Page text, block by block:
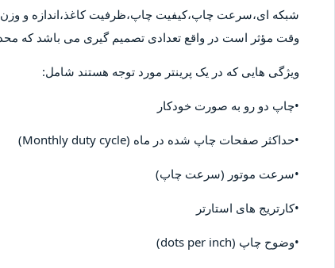
شبکه ای،سرعت چاپ،کیفیت چاپ،ظرفیت کاغذ،اندازه و وزن
وقت مؤثر است در واقع تعدادی تصمیم گیری می باشد که
ویژگی هایی که در یک پرینتر مورد توجه هستند شامل:
•چاپ دو رو به صورت خودکار
•حداکثر صفحات چاپ شده در ماه (Monthly duty cycle)
•سرعت موتور (سرعت چاپ)
•کارتریج های استارتر
•وضوح چاپ (dots per inch)